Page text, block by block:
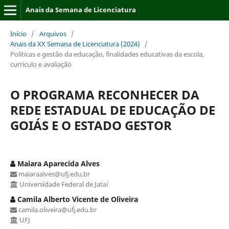
Anais da Semana de Licenciatura
Início / Arquivos /
Anais da XX Semana de Licenciatura (2024)
/
Políticas e gestão da educação, finalidades educativas da escola,
currículo e avaliação
O PROGRAMA RECONHECER DA
REDE ESTADUAL DE EDUCAÇÃO DE
GOIÁS E O ESTADO GESTOR
Maiara Aparecida Alves
maiaraalves@ufj.edu.br
Universidade Federal de Jataí
Camila Alberto Vicente de Oliveira
camila.oliveira@ufj.edu.br
UFJ